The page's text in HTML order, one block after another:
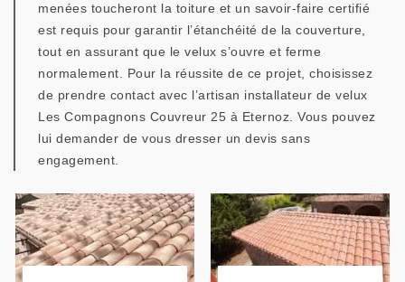
menées toucheront la toiture et un savoir-faire certifié
est requis pour garantir l’étanchéité de la couverture,
tout en assurant que le velux s’ouvre et ferme
normalement. Pour la réussite de ce projet, choisissez
de prendre contact avec l’artisan installateur de velux
Les Compagnons Couvreur 25 à Eternoz. Vous pouvez
lui demander de vous dresser un devis sans
engagement.